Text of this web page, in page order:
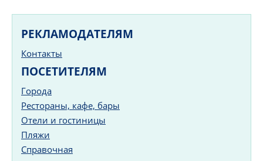
РЕКЛАМОДАТЕЛЯМ
Контакты
ПОСЕТИТЕЛЯМ
Города
Рестораны, кафе, бары
Отели и гостиницы
Пляжи
Справочная